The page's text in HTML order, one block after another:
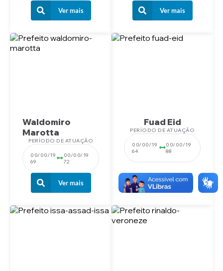
Ver mais Ver mais
Waldomiro
Marotta
PERÍODO DE ATUAÇÃO
00/00/19
69
00/00/19
72
Ver mais
Fuad Eid
PERÍODO DE ATUAÇÃO
00/00/19
64
00/00/19
88
Ver mais